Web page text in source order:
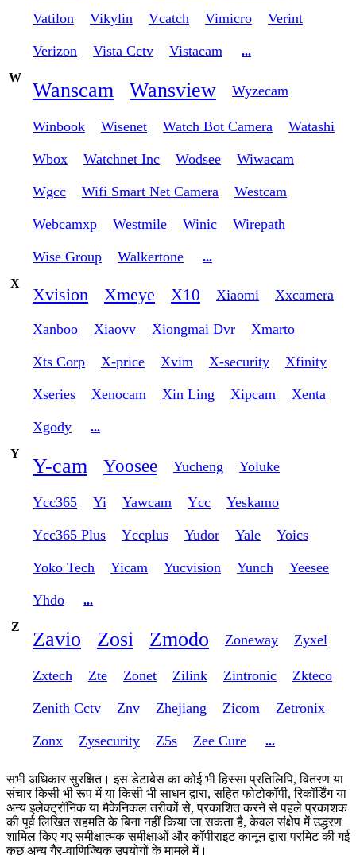
Vatilon Vikylin Vcatch Vimicro Verint
Verizon Vista Cctv Vistacam
...
W
Wanscam Wansview Wyzecam
Winbook Wisenet Watch Bot Camera Watashi
Wbox Watchnet Inc Wodsee Wiwacam
Wgcc Wifi Smart Net Camera Westcam
Webcamxp Westmile Winic Wirepath
Wise Group Walkertone
...
X
Xvision Xmeye X10 Xiaomi Xxcamera
Xanboo Xiaovv Xiongmai Dvr Xmarto
Xts Corp X-price Xvim X-security Xfinity
Xseries Xenocam Xin Ling Xipcam Xenta
Xgody
...
Y
Y-cam Yoosee Yucheng Yoluke
Ycc365 Yi Yawcam Ycc Yeskamo
Ycc365 Plus Yccplus Yudor Yale Yoics
Yoko Tech Yicam Yucvision Yunch Yeesee
Yhdo
...
Z
Zavio Zosi Zmodo Zoneway Zyxel
Zxtech Zte Zonet Zilink Zintronic Zkteco
Zenith Cctv Znv Zhejiang Zicom Zetronix
Zonx Zysecurity Z5s Zee Cure ...
सभी अधिकार सुरक्षित। इस डेटाबेस का कोई भी हिस्सा प्रतिलिपि, वितरण या
संचार किसी भी रूप में या किसी भी साधन द्वारा, सहित फोटोकॉपी, रिकॉर्डिंग या
अन्य इलेक्ट्रॉनिक या मैकेनिकल तरीकों से, प्रकाशित करने से पहले प्रकाशक
की पूर्व लिखित सहमति के बिना नहीं किया जा सकता है, केवल संक्षेप में उद्धरण
शामिल किए गए समीक्षात्मक समीक्षाओं और कॉपीराइट कानून द्वारा परमिट की गई
कुछ अन्य गैर-वाणिज्यिक उपयोगों के मामले में।